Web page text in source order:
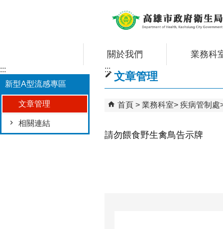
關於我們 業務科
:::
新型A型流感專區
文章管理
相關連結
:::
文章管理
首頁 業務科室 疾病管制處
請勿餵食野生禽鳥告示牌